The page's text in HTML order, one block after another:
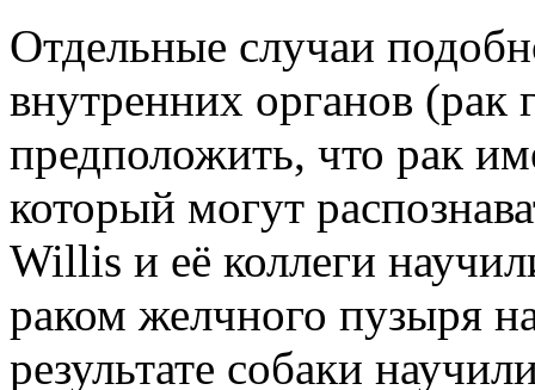
Отдельные случаи
внутренних органов
предположить, что рак
который могут
Willis и её коллеги
раком желчного пузыря
результате собаки